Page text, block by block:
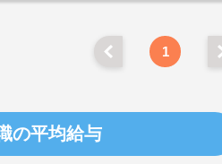
1
の平均給与